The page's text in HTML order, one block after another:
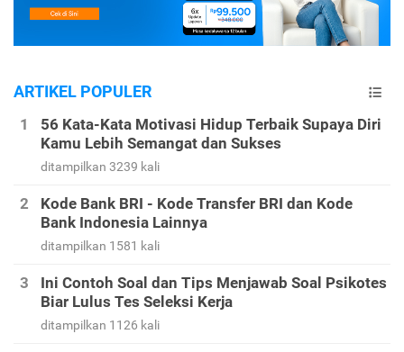
ARTIKEL POPULER
56 Kata-Kata Motivasi Hidup Terbaik Supaya Diri
Kamu Lebih Semangat dan Sukses
ditampilkan 3239 kali
Kode Bank BRI - Kode Transfer BRI dan Kode
Bank Indonesia Lainnya
ditampilkan 1581 kali
Ini Contoh Soal dan Tips Menjawab Soal Psikotes
Biar Lulus Tes Seleksi Kerja
ditampilkan 1126 kali